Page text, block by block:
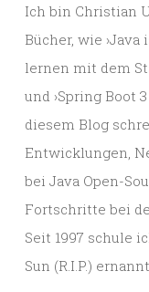
Ich bin Christian
Bücher, wie
lernen mit dem
und ›Spring Boot
diesem Blog
Entwicklungen,
bei Java Open-
Fortschritte bei
Seit 1997 schule
Sun (R.I.P.)